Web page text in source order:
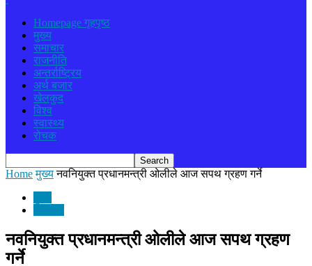
Homepage गृहपृष्ठ
मुख्य
समाचार
राजनीति
अन्तर्राष्ट्रिय
अर्थ बजार
खेलकुद
विश्व
स्वास्थ्य
रोचक
Home मुख्य नवनियुक्त प्रधानमन्त्री ओलीले आज सपथ ग्रहण गर्ने
नवनियुक्त प्रधानमन्त्री ओलीले आज सपथ ग्रहण
गर्ने